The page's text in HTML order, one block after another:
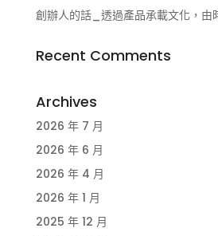
創辦人的話_透過產品承載文化，由
Recent Comments
Archives
2026 年 7 月
2026 年 6 月
2026 年 4 月
2026 年 1 月
2025 年 12 月